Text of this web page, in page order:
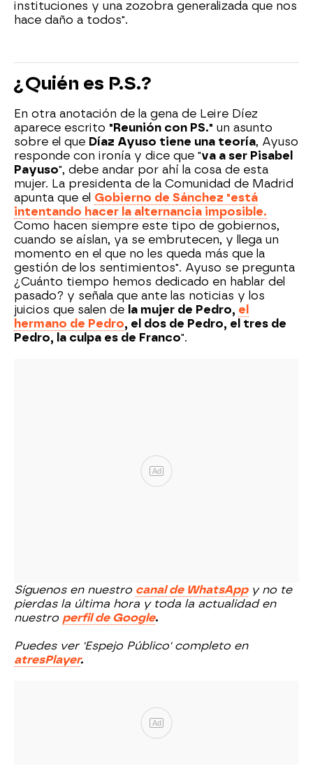
instituciones y una zozobra generalizada que nos
hace daño a todos".
¿Quién es P.S.?
En otra anotación de la gena de Leire Díez
aparece escrito "Reunión con PS." un asunto
sobre el que Díaz Ayuso tiene una teoría, Ayuso
responde con ironía y dice que "va a ser Pisabel
Payuso", debe andar por ahí la cosa de esta
mujer. La presidenta de la Comunidad de Madrid
apunta que el Gobierno de Sánchez "está
intentando hacer la alternancia imposible.
Como hacen siempre este tipo de gobiernos,
cuando se aíslan, ya se embrutecen, y llega un
momento en el que no les queda más que la
gestión de los sentimientos". Ayuso se pregunta
¿Cuánto tiempo hemos dedicado en hablar del
pasado? y señala que ante las noticias y los
juicios que salen de la mujer de Pedro, el
hermano de Pedro, el dos de Pedro, el tres de
Pedro, la culpa es de Franco".
Ad
Síguenos en nuestro canal de WhatsAppy no te
pierdas la última hora y toda la actualidad en
nuestro perfil de Google.
Puedes ver 'Espejo Público' completo en
atresPlayer.
Ad